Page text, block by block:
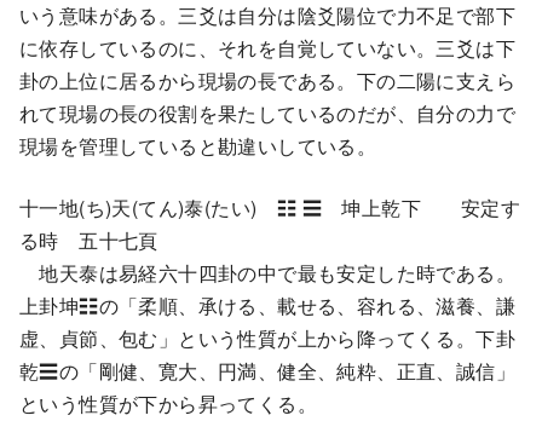
いう意味がある。三爻は自分は陰爻陽位で力不足で部下
に依存しているのに、それを自覚していない。三爻は下
卦の上位に居るから現場の長である。下の二陽に支えら
れて現場の長の役割を果たしているのだが、自分の力で
現場を管理していると勘違いしている。
十一地(ち)天(てん)泰(たい) ☷ ☰ 坤上乾下 安定す
る時 五十七頁
地天泰は易経六十四卦の中で最も安定した時である。
上卦坤☷の「柔順、承ける、載せる、容れる、滋養、謙
虚、貞節、包む」という性質が上から降ってくる。下卦
乾☰の「剛健、寛大、円満、健全、純粋、正直、誠信」
という性質が下から昇ってくる。